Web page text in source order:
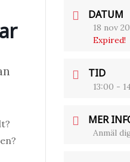
DATUM
18 nov
Expired!
TID
13:00 -
MER
Anmäl